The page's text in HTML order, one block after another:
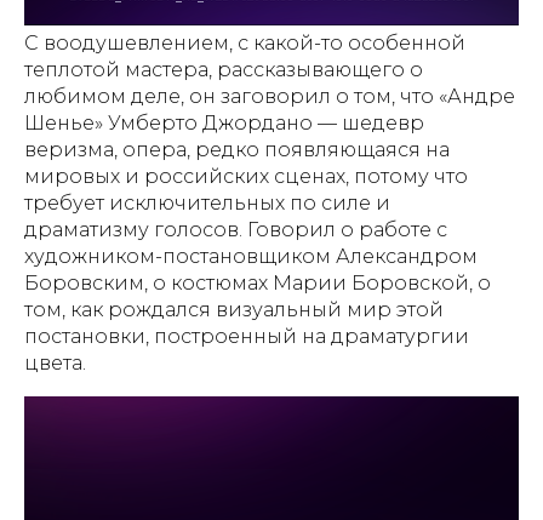
С воодушевлением, с какой-то особенной
теплотой мастера, рассказывающего о
любимом деле, он заговорил о том, что «Андре
Шенье» Умберто Джордано — шедевр
веризма, опера, редко появляющаяся на
мировых и российских сценах, потому что
требует исключительных по силе и
драматизму голосов. Говорил о работе с
художником-постановщиком Александром
Боровским, о костюмах Марии Боровской, о
том, как рождался визуальный мир этой
постановки, построенный на драматургии
цвета.